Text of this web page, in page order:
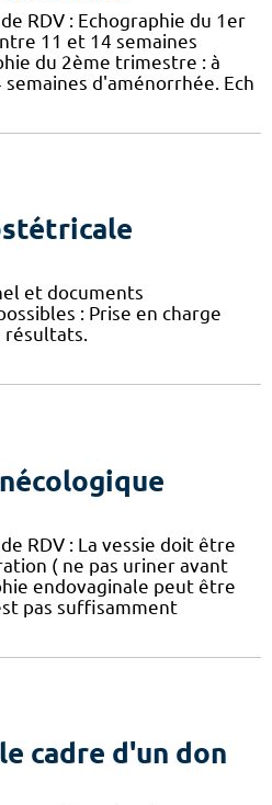
RDV : Echographie du 1er
11 et 14 semaines
du 2ème trimestre : à
d'aménorrhée. Ech
et documents
: Prise en charge
résultats.
RDV : La vessie doit être
( ne pas uriner avant
endovaginale peut être
pas suffisamment
cadre d'un don